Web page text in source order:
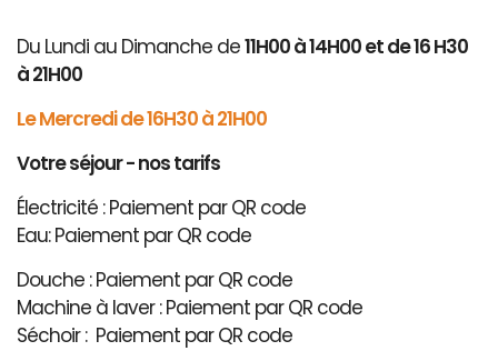
Du Lundi au Dimanche de11H00 à 14H00 et de 16 H30
à 21H00
Le Mercredi de 16H30 à 21H00
Votre séjour - nos tarifs
Électricité : Paiement par QR code
Eau: Paiement par QR code
Douche : Paiement par QR code
Machine à laver : Paiement par QR code
Séchoir : Paiement par QR code